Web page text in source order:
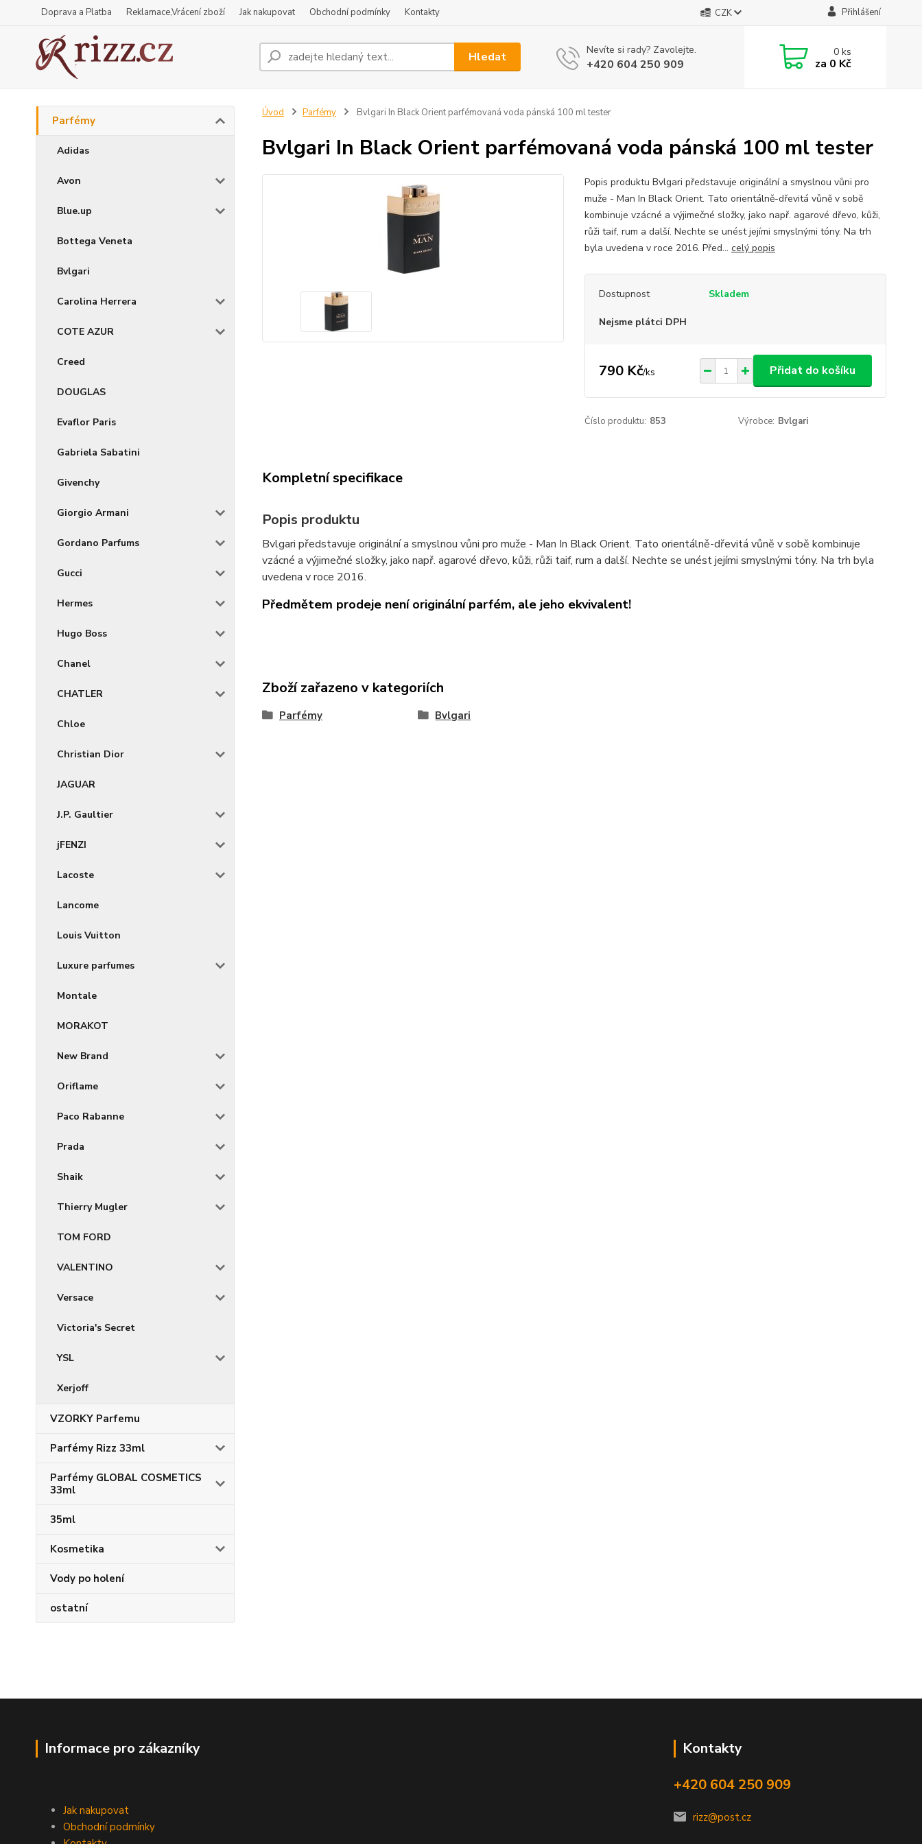
Doprava a Platba Reklamace,Vrácení zboží Jak nakupovat Obchodní podmínky Kontakty CZK Přihlášení
Hledat Nevíte si rady? Zavolejte.
+420 604 250 909
0ks
za 0 Kč
Parfémy
Adidas
Avon
Blue.up
Bottega Veneta
Bvlgari
Carolina Herrera
COTE AZUR
Creed
DOUGLAS
Evaflor Paris
Gabriela Sabatini
Givenchy
Giorgio Armani
Gordano Parfums
Gucci
Hermes
Hugo Boss
Chanel
CHATLER
Chloe
Christian Dior
JAGUAR
J.P. Gaultier
jFENZI
Lacoste
Lancome
Louis Vuitton
Luxure parfumes
Montale
MORAKOT
New Brand
Oriflame
Paco Rabanne
Prada
Shaik
Thierry Mugler
TOM FORD
VALENTINO
Versace
Victoria's Secret
YSL
Xerjoff
VZORKY Parfemu
Parfémy Rizz 33ml
Parfémy GLOBAL COSMETICS
33ml
35ml
Kosmetika
Vody po holení
ostatní
Úvod Parfémy Bvlgari In Black Orient parfémovaná voda pánská 100 ml tester
Bvlgari In Black Orient parfémovaná voda pánská 100 ml tester
Popis produktu Bvlgari představuje originální a smyslnou vůni pro
muže - Man In Black Orient. Tato orientálně-dřevitá vůně v sobě
kombinuje vzácné a výjimečné složky, jako např. agarové dřevo, kůži,
růži taif, rum a další. Nechte se unést jejími smyslnými tóny. Na trh
byla uvedena v roce 2016. Před... celý popis
Dostupnost Skladem
Nejsme plátci DPH
790 Kč/ks Přidat do košíku
Číslo produktu: 853 Výrobce: Bvlgari
Kompletní specifikace
Popis produktu
Bvlgari představuje originální a smyslnou vůni pro muže - Man In Black Orient. Tato orientálně-dřevitá vůně v sobě kombinuje
vzácné a výjimečné složky, jako např. agarové dřevo, kůži, růži taif, rum a další. Nechte se unést jejími smyslnými tóny. Na trh byla
uvedena v roce 2016.
Předmětem prodeje není originální parfém, ale jeho ekvivalent!
Zboží zařazeno v kategoriích
Parfémy Bvlgari
Informace pro zákazníky
Jak nakupovat
Obchodní podmínky
Kontakty
+420 604 250 909
rizz@post.cz